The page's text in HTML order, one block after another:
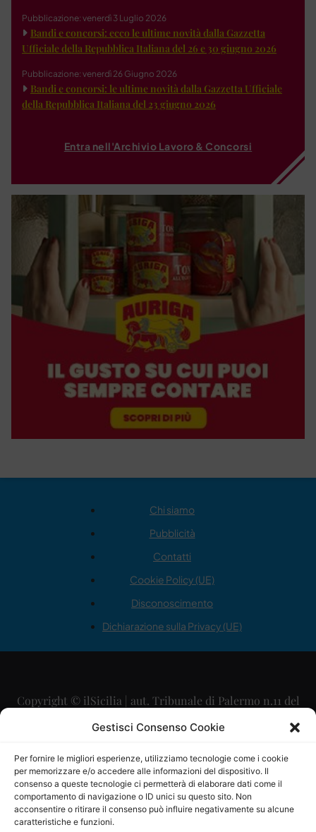
Gestisci Consenso Cookie
Per fornire le migliori esperienze, utilizziamo tecnologie come i cookie
per memorizzare e/o accedere alle informazioni del dispositivo. Il
consenso a queste tecnologie ci permetterà di elaborare dati come il
comportamento di navigazione o ID unici su questo sito. Non
acconsentire o ritirare il consenso può influire negativamente su alcune
caratteristiche e funzioni.
Pubblicazione: venerdì 3 Luglio 2026
Bandi e concorsi: ecco le ultime novità dalla Gazzetta
Ufficiale della Repubblica Italiana del 26 e 30 giugno 2026
Pubblicazione: venerdì 26 Giugno 2026
Bandi e concorsi: le ultime novità dalla Gazzetta Ufficiale
della Repubblica Italiana del 23 giugno 2026
Entra nell'Archivio Lavoro & Concorsi
Chi siamo
Pubblicità
Contatti
Cookie Policy (UE)
Disconoscimento
Dichiarazione sulla Privacy (UE)
Copyright © ilSicilia | aut. Tribunale di Palermo n.11 del
29/09/2015
Direttore Editoriale: Maurizio Scaglione
Direttore Responsabile: Maria Calabrese